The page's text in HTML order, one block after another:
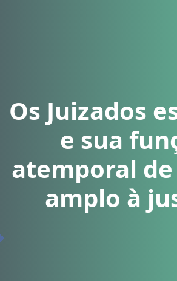
Os Juizados
e sua
atemporal de
amplo à